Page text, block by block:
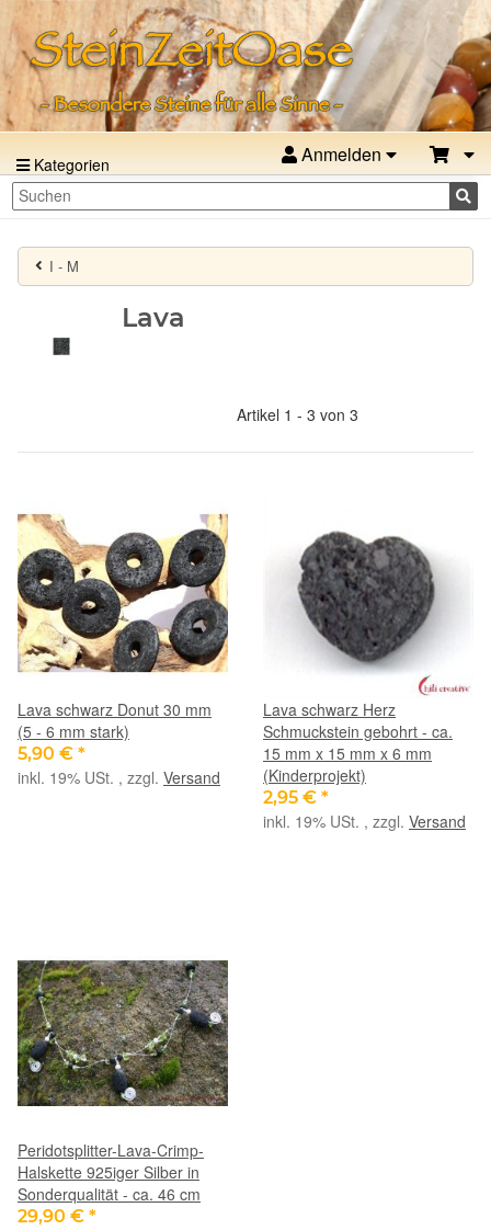
Kategorien Anmelden
I - M
Lava
Artikel 1 - 3 von 3
Lava schwarz Donut 30 mm
(5 - 6 mm stark)
5,90 € *
inkl. 19% USt. , zzgl. Versand
Lava schwarz Herz
Schmuckstein gebohrt - ca.
15 mm x 15 mm x 6 mm
(Kinderprojekt)
2,95 € *
inkl. 19% USt. , zzgl. Versand
Peridotsplitter-Lava-Crimp-
Halskette 925iger Silber in
Sonderqualität - ca. 46 cm
29,90 € *